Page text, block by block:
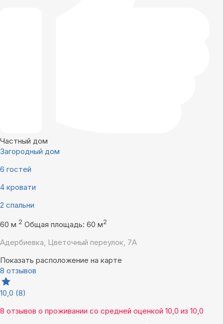
Частный дом
Загородный дом
6 гостей
4 кровати
2 спальни
60 м 2 Общая площадь: 60 м2
Адербиевка, Цветочный переулок, 7А
Показать расположение на карте
8 отзывов
10,0 (8)
8 отзывов о проживании со средней оценкой 10,0 из 10,0